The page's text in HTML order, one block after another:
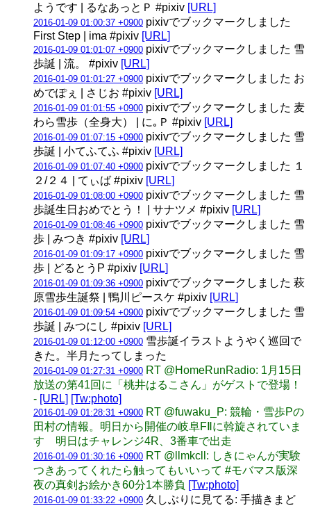
ようです | るなあっとＰ #pixiv [URL]
2016-01-09 01:00:37 +0900 pixivでブックマークしました
First Step | ima #pixiv [URL]
2016-01-09 01:01:07 +0900 pixivでブックマークしました 雪
歩誕 | 流。 #pixiv [URL]
2016-01-09 01:01:27 +0900 pixivでブックマークしました お
めでぽぇ | さじお #pixiv [URL]
2016-01-09 01:01:55 +0900 pixivでブックマークしました 麦
わら雪歩（全身大） | に｡Ｐ #pixiv [URL]
2016-01-09 01:07:15 +0900 pixivでブックマークしました 雪
歩誕 | 小てふてふ #pixiv [URL]
2016-01-09 01:07:40 +0900 pixivでブックマークしました １
２/２４ | てぃば #pixiv [URL]
2016-01-09 01:08:00 +0900 pixivでブックマークしました 雪
歩誕生日おめでとう！ | サナツメ #pixiv [URL]
2016-01-09 01:08:46 +0900 pixivでブックマークしました 雪
歩 | みつき #pixiv [URL]
2016-01-09 01:09:17 +0900 pixivでブックマークしました 雪
歩 | どるとうP #pixiv [URL]
2016-01-09 01:09:36 +0900 pixivでブックマークしました 萩
原雪歩生誕祭 | 鴨川ピースケ #pixiv [URL]
2016-01-09 01:09:54 +0900 pixivでブックマークしました 雪
歩誕 | みつにし #pixiv [URL]
2016-01-09 01:12:00 +0900 雪歩誕イラストようやく巡回で
きた。半月たってしまった
2016-01-09 01:27:31 +0900 RT @HomeRunRadio: 1月15日
放送の第41回に「桃井はるこさん」がゲストで登場！
- [URL] [Tw:photo]
2016-01-09 01:28:31 +0900 RT @fuwaku_P: 競輪・雪歩Pの
田村の情報。明日から開催の岐阜FⅡに斡旋されていま
す 明日はチャレンジ4R、3番車で出走
2016-01-09 01:30:16 +0900 RT @llmkcll: しきにゃんが実験
つきあってくれたら触ってもいいって #モバマス版深
夜の真剣お絵かき60分1本勝負 [Tw:photo]
2016-01-09 01:33:22 +0900 久しぶりに見てる: 手描きまど